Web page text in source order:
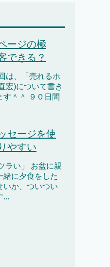
ージの極
できる？
は、「売れるホ
宏)について書き
す＾＾ ９０日間
セージを使
やすい
ラい」 お盆に親
緒に夕食をした
いか、ついつい
...